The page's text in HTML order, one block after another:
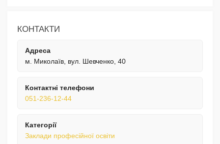
КОНТАКТИ
Адреса
м. Миколаїв, вул. Шевченко, 40
Контактні телефони
051-236-12-44
Категорії
Заклади професійної освіти